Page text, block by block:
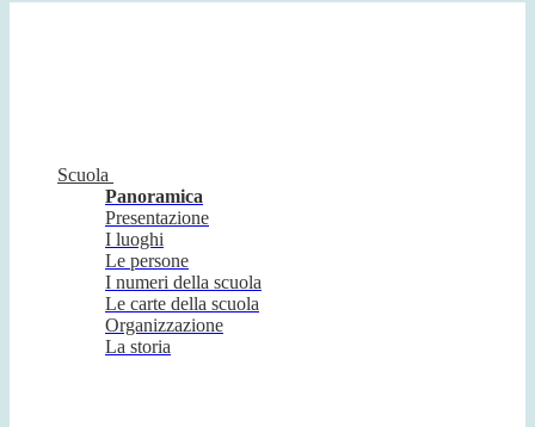
Scuola
Panoramica
Presentazione
I luoghi
Le persone
I numeri della scuola
Le carte della scuola
Organizzazione
La storia